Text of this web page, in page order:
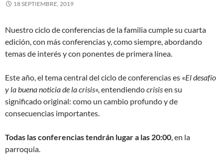
18 SEPTIEMBRE, 2019
Nuestro ciclo de conferencias de la familia cumple su cuarta
edición, con más conferencias y, como siempre, abordando
temas de interés y con ponentes de primera línea.
Este año, el tema central del ciclo de conferencias es «El desafío
y la buena noticia de la crisis«, entendiendocrisisen su
significado original: como un cambio profundo y de
consecuencias importantes.
Todas las conferencias tendrán lugar a las 20:00 , en la
parroquia.